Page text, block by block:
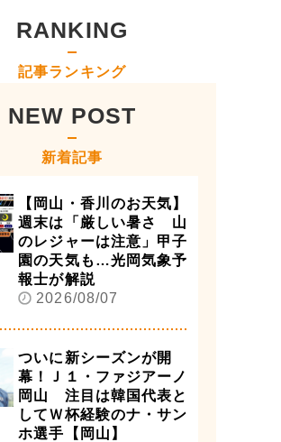
RANKING
記事ランキング
NEW POST
新着記事
【岡山・香川のお天気】
週末は「厳しい暑さ 山
のレジャーは注意」甲子
園の天気も…光岡気象予
報士が解説
2026/08/07
ついに新シーズンが開
幕！Ｊ１・ファジアーノ
岡山 注目は韓国代表と
してＷ杯経験のナ・サン
ホ選手【岡山】